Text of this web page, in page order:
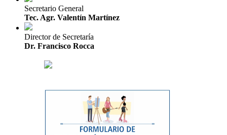
Secretario General
Tec. Agr. Valentín Martínez
Director de Secretaría
Dr. Francisco Rocca